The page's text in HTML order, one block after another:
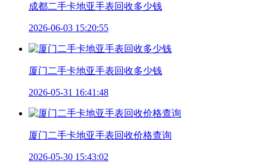
成都二手卡地亚手表回收多少钱
2026-06-03 15:20:55
厦门二手卡地亚手表回收多少钱
2026-05-31 16:41:48
厦门二手卡地亚手表回收价格查询
2026-05-30 15:43:02